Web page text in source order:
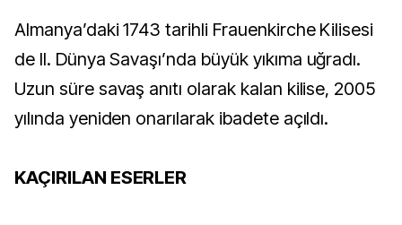
Almanya’daki 1743 tarihli Frauenkirche Kilisesi
de II. Dünya Savaşı’nda büyük yıkıma uğradı.
Uzun süre savaş anıtı olarak kalan kilise, 2005
yılında yeniden onarılarak ibadete açıldı.
KAÇIRILAN ESERLER